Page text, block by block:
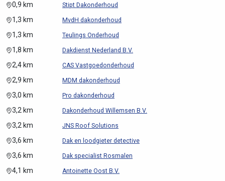
0,9 km Stipt Dakonderhoud
1,3 km MvdH dakonderhoud
1,3 km Teulings Onderhoud
1,8 km Dakdienst Nederland B.V.
2,4 km CAS Vastgoedonderhoud
2,9 km MDM dakonderhoud
3,0 km Pro dakonderhoud
3,2 km Dakonderhoud Willemsen B.V.
3,2 km JNS Roof Solutions
3,6 km Dak en loodgieter detective
3,6 km Dak specialist Rosmalen
4,1 km Antoinette Oost B.V.